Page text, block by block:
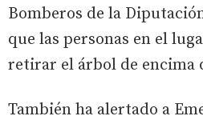
Bomberos de la
que las personas en el
retirar el árbol de encima
También ha alertado a